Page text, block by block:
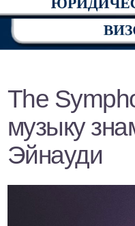
The
музыку
Эйнауди